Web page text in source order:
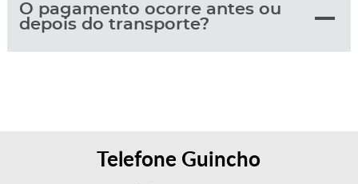
O pagamento ocorre antes ou
depois do transporte?
Telefone Guincho